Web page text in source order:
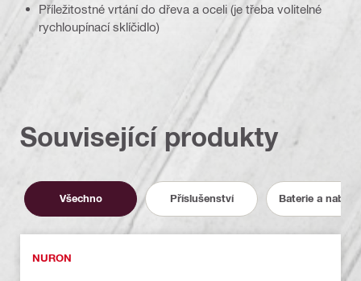
Příležitostné vrtání do dřeva a oceli (je třeba volitelné
rychloupínací sklíčidlo)
Související produkty
Všechno Příslušenství Baterie a
NURON